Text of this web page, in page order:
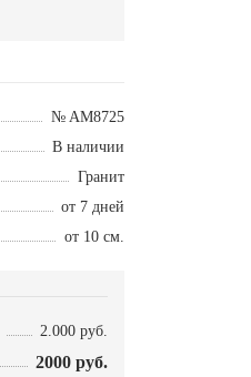
№ AM8725
В наличии
Гранит
от 7 дней
от 10 см.
2.000 руб.
2000 руб.